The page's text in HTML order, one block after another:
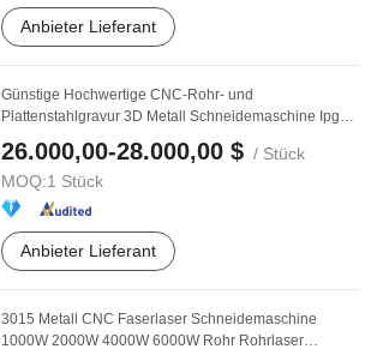
Anbieter Lieferant
Günstige Hochwertige CNC-Rohr- und
Plattenstahlgravur 3D Metall Schneidemaschine Ipg
26.000,00-28.000,00 $ / Stück
MOQ:1 Stück
Anbieter Lieferant
3015 Metall CNC Faserlaser Schneidemaschine
1000W 2000W 4000W 6000W Rohr Rohrlaser